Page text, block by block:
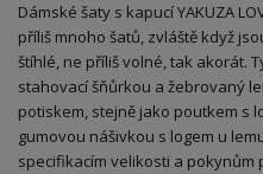
Dámské šaty s kapucí YAKUZA
příliš mnoho šatů, zvláště když
štíhlé, ne příliš volné, tak akorát.
stahovací šňůrkou a žebrovaný
potiskem, stejně jako poutkem s
gumovou nášivkou s logem u
specifikacím velikosti a pokynům